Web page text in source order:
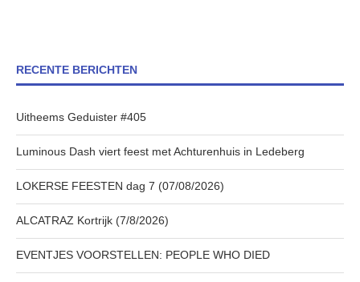
RECENTE BERICHTEN
Uitheems Geduister #405
Luminous Dash viert feest met Achturenhuis in Ledeberg
LOKERSE FEESTEN dag 7 (07/08/2026)
ALCATRAZ Kortrijk (7/8/2026)
EVENTJES VOORSTELLEN: PEOPLE WHO DIED